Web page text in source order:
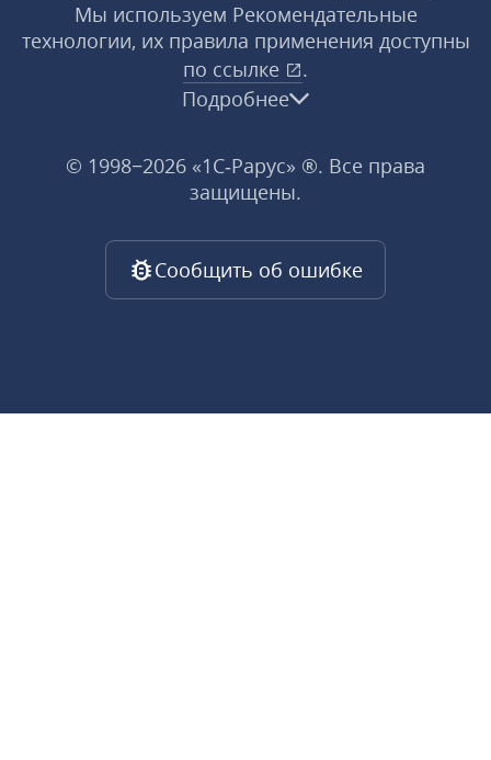
Мы используем Рекомендательные
технологии, их правила применения доступны
по ссылке
.
Подробнее
© 1998−2026 «1С‑Рарус» ®. Все права
защищены.
Сообщить об ошибке